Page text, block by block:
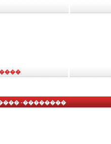
-��������